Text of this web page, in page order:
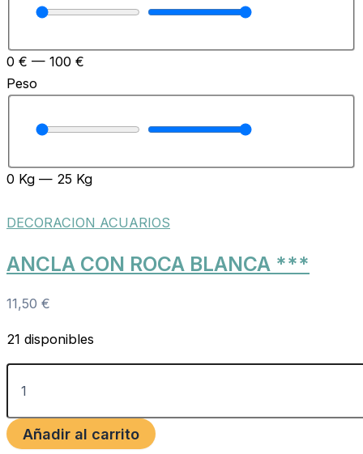
0 € — 100 €
Peso
0 Kg — 25 Kg
DECORACION ACUARIOS
ANCLA CON ROCA BLANCA ***
11,50 €
21 disponibles
Añadir al carrito